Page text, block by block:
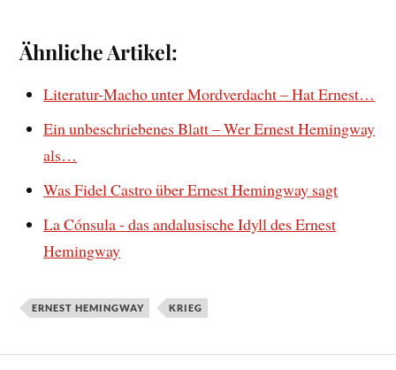
Ähnliche Artikel:
Literatur-Macho unter Mordverdacht – Hat Ernest…
Ein unbeschriebenes Blatt – Wer Ernest Hemingway
als…
Was Fidel Castro über Ernest Hemingway sagt
La Cónsula - das andalusische Idyll des Ernest
Hemingway
ERNEST HEMINGWAY KRIEG